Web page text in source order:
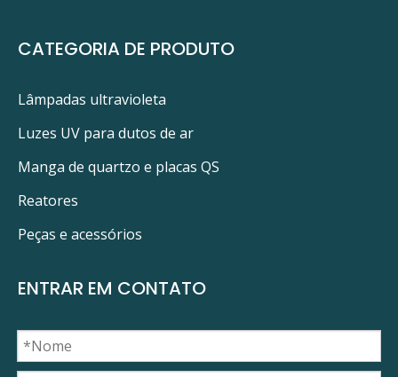
CATEGORIA DE PRODUTO
Lâmpadas ultravioleta
Luzes UV para dutos de ar
Manga de quartzo e placas QS
Reatores
Peças e acessórios
ENTRAR EM CONTATO